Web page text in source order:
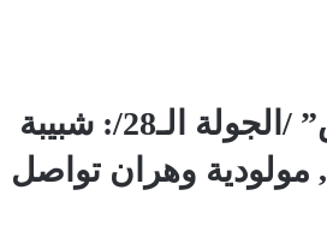
الرابطة المحترفة الأولى “موبيليس” /الجولة الـ28/: شبيبة
مولودية وهران تواصل